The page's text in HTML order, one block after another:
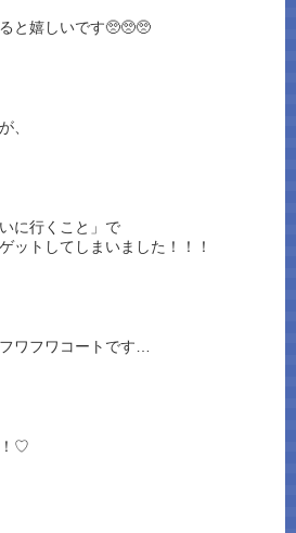
と嬉しいです🥺🥺🥺
、
に行くこと」で
ットしてしまいました！！！
ワフワコートです…
！♡